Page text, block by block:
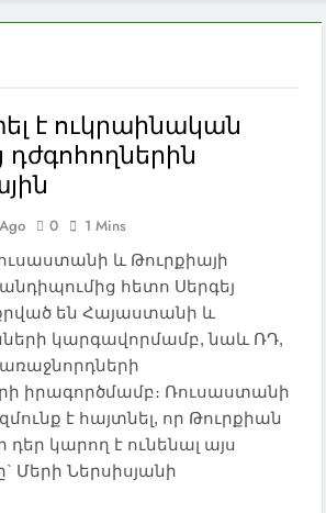
է ուկրաինական
0 1 Mins
և Թուրքիայի
հետո Սերգեյ
են Հայաստանի և
կարգավորմամբ, նաև ՌԴ,
իրագործմամբ։ Ռուսաստանի
է հայտնել, որ Թուրքիան
կարող է ունենալ այս
Մերի Ներսիսյանի